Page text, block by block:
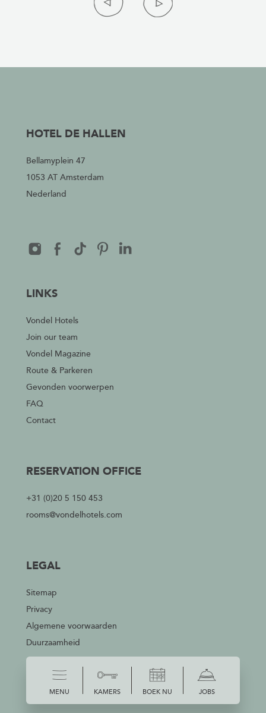
MENU KAMERS BOEK NU JOBS
HOTEL DE HALLEN
Bellamyplein 47
1053 AT Amsterdam
Nederland
LINKS
Vondel Hotels
Join our team
Vondel Magazine
Route & Parkeren
Gevonden voorwerpen
FAQ
Contact
RESERVATION OFFICE
+31 (0)20 5 150 453
rooms@vondelhotels.com
LEGAL
Sitemap
Privacy
Algemene voorwaarden
Duurzaamheid